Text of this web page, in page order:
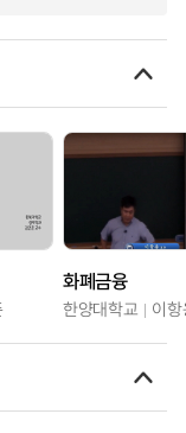
화폐금융
한양대학교 이